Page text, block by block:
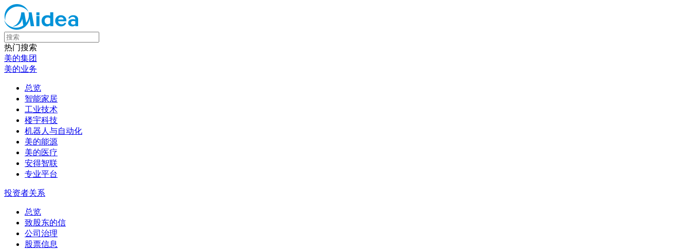
热门搜索
美的集团
美的业务
总览
智能家居
工业技术
楼宇科技
机器人与自动化
美的能源
美的医疗
安得智联
专业平台
投资者关系
总览
致股东的信
公司治理
股票信息